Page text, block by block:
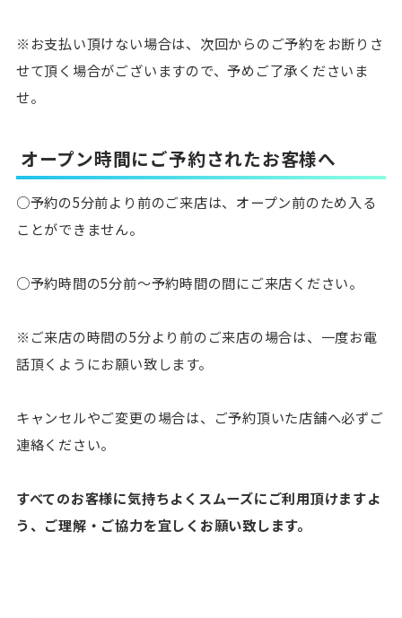
※お支払い頂けない場合は、次回からのご予約をお断りさ
せて頂く場合がございますので、予めご了承くださいま
せ。
オープン時間にご予約されたお客様へ
○予約の5分前より前のご来店は、オープン前のため入る
ことができません。
○予約時間の5分前〜予約時間の間にご来店ください。
※ご来店の時間の5分より前のご来店の場合は、一度お電
話頂くようにお願い致します。
キャンセルやご変更の場合は、ご予約頂いた店舗へ必ずご
連絡ください。
すべてのお客様に気持ちよくスムーズにご利用頂けますよ
う、ご理解・ご協力を宜しくお願い致します。